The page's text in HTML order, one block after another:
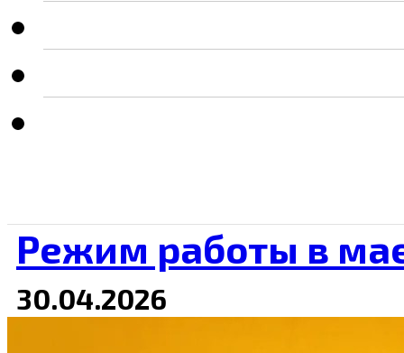
Режим работы в
30.04.2026